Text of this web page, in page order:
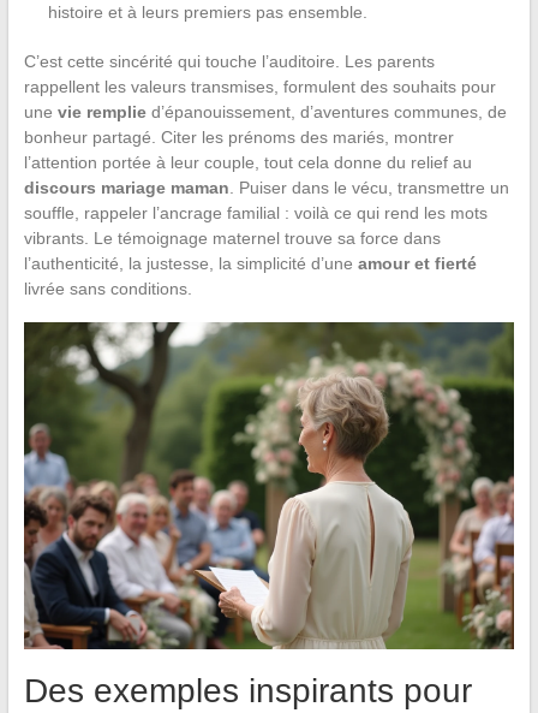
histoire et à leurs premiers pas ensemble.
C’est cette sincérité qui touche l’auditoire. Les parents
rappellent les valeurs transmises, formulent des souhaits pour
une vie remplied’épanouissement, d’aventures communes, de
bonheur partagé. Citer les prénoms des mariés, montrer
l’attention portée à leur couple, tout cela donne du relief au
discours mariage maman . Puiser dans le vécu, transmettre un
souffle, rappeler l’ancrage familial : voilà ce qui rend les mots
vibrants. Le témoignage maternel trouve sa force dans
l’authenticité, la justesse, la simplicité d’une amour et fierté
livrée sans conditions.
Des exemples inspirants pour